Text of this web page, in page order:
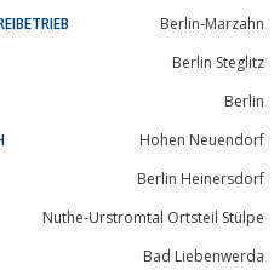
Berlin-Marzahn
Berlin Steglitz
Berlin
Hohen Neuendorf
Berlin Heinersdorf
Nuthe-Urstromtal Ortsteil Stülpe
Bad Liebenwerda